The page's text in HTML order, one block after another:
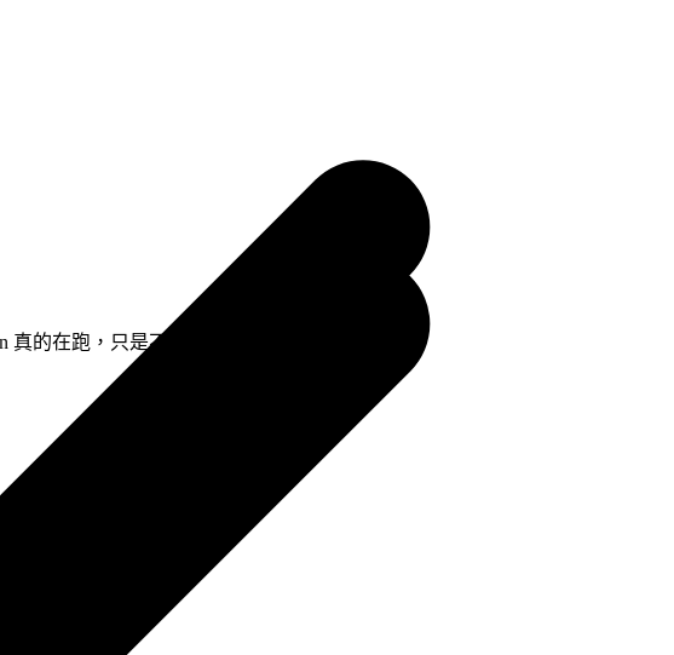
的在跑，只是不需要你在場。
，直覺易用。
Routine。